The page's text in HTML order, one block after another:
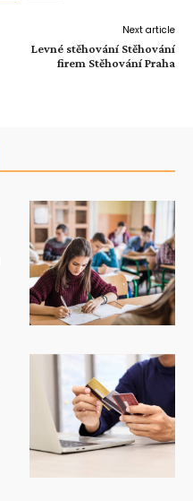
Next article
Levné stěhování Stěhování
firem Stěhování Praha